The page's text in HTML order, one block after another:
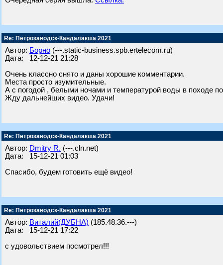
Re: Петрозаводск-Кандалакша 2021
Автор: Борно (---.static-business.spb.ertelecom.ru)
Дата: 12-12-21 21:28
Очень классно снято и даны хорошие комментарии.
Места просто изумительные.
А с погодой , белыми ночами и температурой воды в походе
Жду дальнейших видео. Удачи!
Re: Петрозаводск-Кандалакша 2021
Автор: Dmitry R. (---.cln.net)
Дата: 15-12-21 01:03
Спасибо, будем готовить ещё видео!
Re: Петрозаводск-Кандалакша 2021
Автор: Виталий(ДУБНА) (185.48.36.---)
Дата: 15-12-21 17:22
с удовольствием посмотрел!!!